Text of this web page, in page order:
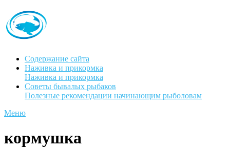
Содержание сайта
Наживка и прикормка
Наживка и прикормка
Советы бывалых рыбаков
Полезные рекомендации начинающим рыболовам
Меню
кормушка